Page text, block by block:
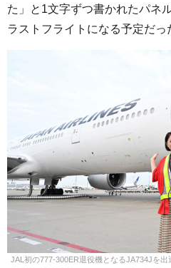
た」と1文字ずつ書かれたパネ
ラストフライトになる予定だっ
JAL初の777-300ER退役機となるJA734Jを